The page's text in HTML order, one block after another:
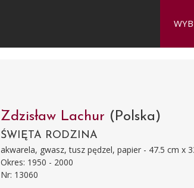
Zdzisław Lachur (Polska)
ŚWIĘTA RODZINA
akwarela, gwasz, tusz pędzel, papier - 47.5 cm x
Okres: 1950 - 2000
Nr: 13060